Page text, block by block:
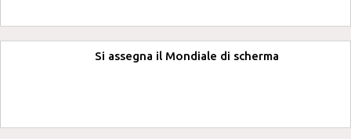
Si assegna il Mondiale di scherma